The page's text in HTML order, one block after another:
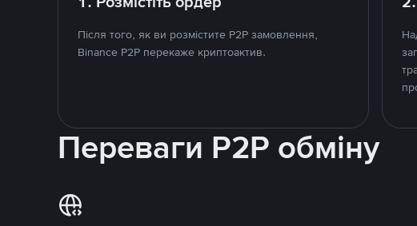
Після того, як ви розмістите P2P замовлення,
Binance P2P перекаже криптоактив.
Переваги P2P обміну